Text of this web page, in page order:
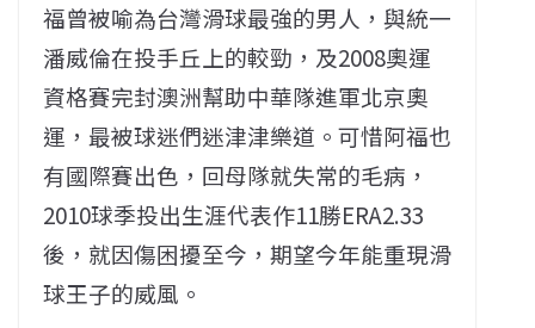
福曾被喻為台灣滑球最強的男人，與統一
潘威倫在投手丘上的較勁，及2008奧運
資格賽完封澳洲幫助中華隊進軍北京奧
運，最被球迷們迷津津樂道。可惜阿福也
有國際賽出色，回母隊就失常的毛病，
2010球季投出生涯代表作11勝ERA2.33
後，就因傷困擾至今，期望今年能重現滑
球王子的威風。